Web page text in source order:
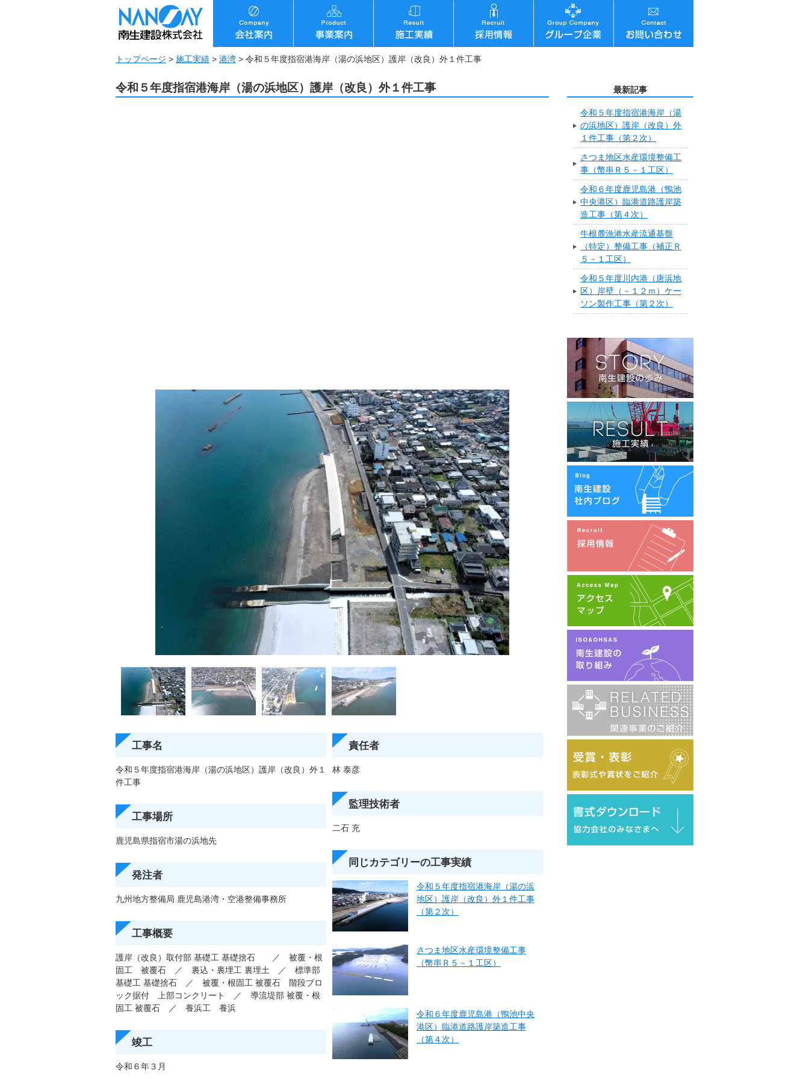
トップページ > 施工実績 > 港湾 > 令和５年度指宿港海岸（湯の浜地区）護岸（改良）外１件工事
令和５年度指宿港海岸（湯の浜地区）護岸（改良）外１件工事
工事名
令和５年度指宿港海岸（湯の浜地区）護岸（改良）外１
件工事
工事場所
鹿児島県指宿市湯の浜地先
発注者
九州地⽅整備局 ⿅児島港湾・空港整備事務所
工事概要
護岸（改良）取付部 基礎工 基礎捨石 ／ 被覆・根
固工 被覆石 ／ 裏込・裏埋工 裏埋土 ／ 標準部
基礎工 基礎捨石 ／ 被覆・根固工 被覆石 階段ブロ
ック据付 上部コンクリート ／ 導流堤部 被覆・根
固工 被覆石 ／ 養浜工 養浜
竣工
令和６年３月
責任者
林 泰彦
監理技術者
二石 充
同じカテゴリーの工事実績
令和５年度指宿港海岸（湯の浜
地区）護岸（改良）外１件工事
（第２次）
さつま地区水産環境整備工事
（幣串Ｒ５－１工区）
令和６年度鹿児島港（鴨池中央
港区）臨港道路護岸築造工事
（第４次）
最新記事
令和５年度指宿港海岸（湯
の浜地区）護岸（改良）外
１件工事（第２次）
さつま地区水産環境整備工
事（幣串Ｒ５－１工区）
令和６年度鹿児島港（鴨池
中央港区）臨港道路護岸築
造工事（第４次）
牛根麓漁港水産流通基盤
（特定）整備工事（補正Ｒ
５－１工区）
令和５年度川内港（唐浜地
区）岸壁（－１２ｍ）ケー
ソン製作工事（第２次）